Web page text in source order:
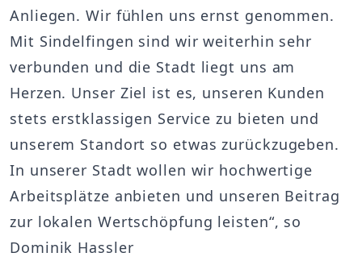
Anliegen. Wir fühlen uns ernst genommen.
Mit Sindelfingen sind wir weiterhin sehr
verbunden und die Stadt liegt uns am
Herzen. Unser Ziel ist es, unseren Kunden
stets erstklassigen Service zu bieten und
unserem Standort so etwas zurückzugeben.
In unserer Stadt wollen wir hochwertige
Arbeitsplätze anbieten und unseren Beitrag
zur lokalen Wertschöpfung leisten“, so
Dominik Hassler